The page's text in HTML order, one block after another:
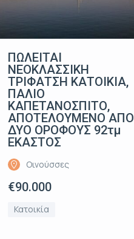
ΠΩΛΕΙΤΑΙ
ΝΕΟΚΛΑΣΣΙΚΗ
ΤΡΙΦΑΤΣΗ ΚΑΤΟΙΚΙΑ,
ΠΑΛΙΟ
ΚΑΠΕΤΑΝΟΣΠΙΤΟ,
ΑΠΟΤΕΛΟΥΜΕΝΟ ΑΠΟ
ΔΥΟ ΟΡΟΦΟΥΣ 92τμ
ΕΚΑΣΤΟΣ
Οινούσσες
€90.000
Κατοικία